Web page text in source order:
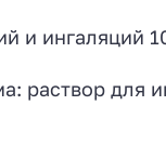
и ингаляций
раствор для